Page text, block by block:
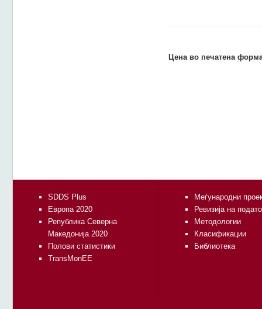
Цена во печатена
SDDS Plus
Европа 2020
Република Северна
Македонија 2020
Полови статистики
TransMonEE
Меѓународни
Ревизија на
Методологии
Класификации
Библиотека